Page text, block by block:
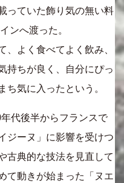
っていた飾り気の無い料
ンへ渡った。
、よく食べてよく飲み、
持ちが良く、自分にぴっ
ち気に入ったという。
代後半からフランスで
ジーヌ」に影響を受けつ
古典的な技法を見直して
て動きが始まった「ヌエ